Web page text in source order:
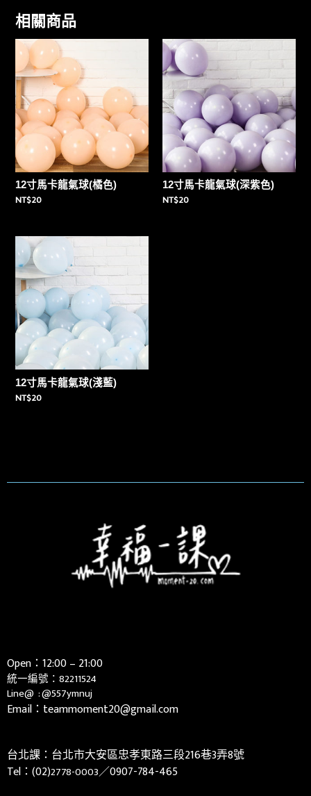
相關商品
12寸馬卡龍氣球(橘色)
NT$20
12寸馬卡龍氣球(深紫色)
NT$20
12寸馬卡龍氣球(淺藍)
NT$20
Open：12:00 – 21:00
統一編號：82211524
Line@ :@557ymnuj
Email：teammoment20@gmail.com
台北課：台北市大安區忠孝東路三段216巷3弄8號
Tel：(02)2778-0003／0907-784-465